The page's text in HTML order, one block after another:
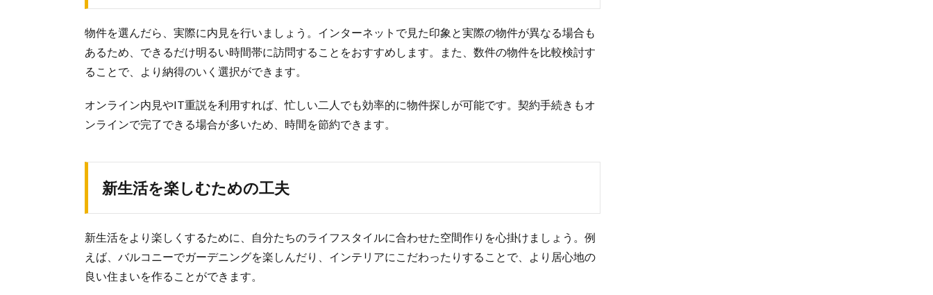
物件を選んだら、実際に内見を行いましょう。インターネットで見た印象と実際の物件が異なる場合も
あるため、できるだけ明るい時間帯に訪問することをおすすめします。また、数件の物件を比較検討す
ることで、より納得のいく選択ができます。
オンライン内見やIT重説を利用すれば、忙しい二人でも効率的に物件探しが可能です。契約手続きもオ
ンラインで完了できる場合が多いため、時間を節約できます。
新生活を楽しむための工夫
新生活をより楽しくするために、自分たちのライフスタイルに合わせた空間作りを心掛けましょう。例
えば、バルコニーでガーデニングを楽しんだり、インテリアにこだわったりすることで、より居心地の
良い住まいを作ることができます。